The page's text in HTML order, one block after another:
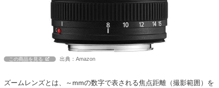
この商品を見る 出典：Amazon
ズームレンズとは、～mmの数字で表される焦点距離（撮影範囲）を